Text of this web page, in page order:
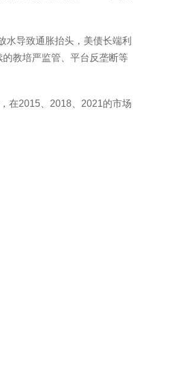
导致通胀抬头，美债长端利
教培严监管、平台反垄断等
在2015、2018、2021的市场